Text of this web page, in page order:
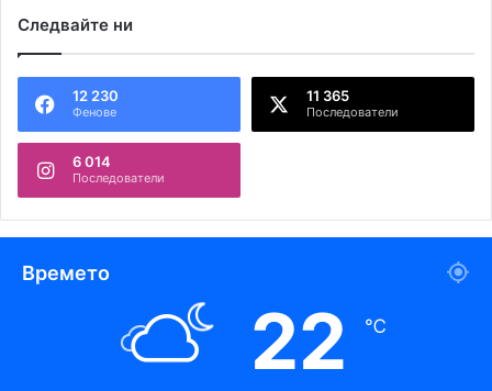
Следвайте ни
12 230
Фенове
11 365
Последователи
6 014
Последователи
Времето
22 ℃